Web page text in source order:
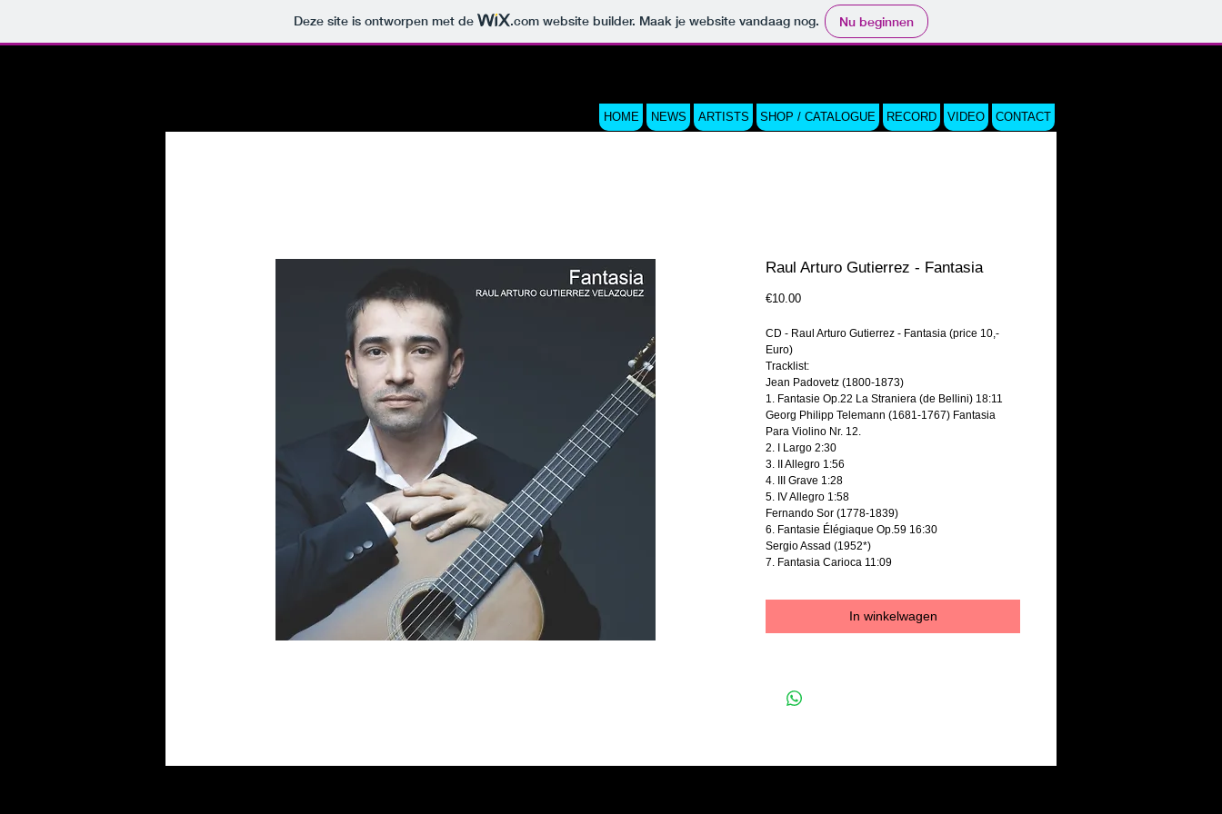
Deze site is ontworpen met de .com website builder. Maak je website vandaag nog. Nu beginnen
HOME NEWS ARTISTS SHOP / CATALOGUE RECORD VIDEO CONTACT
Raul Arturo Gutierrez - Fantasia
€10.00Prijs
CD - Raul Arturo Gutierrez - Fantasia (price 10,-
Euro)
Tracklist:
Jean Padovetz (1800-1873)
1. Fantasie Op.22 La Straniera (de Bellini) 18:11
Georg Philipp Telemann (1681-1767) Fantasia
Para Violino Nr. 12.
2. I Largo 2:30
3. II Allegro 1:56
4. III Grave 1:28
5. IV Allegro 1:58
Fernando Sor (1778-1839)
6. Fantasie Élégiaque Op.59 16:30
Sergio Assad (1952*)
7. Fantasia Carioca 11:09
In winkelwagen